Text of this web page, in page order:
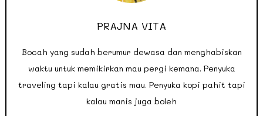
PRAJNA VITA
Bocah yang sudah berumur dewasa dan menghabiskan
waktu untuk memikirkan mau pergi kemana. Penyuka
traveling tapi kalau gratis mau. Penyuka kopi pahit tapi
kalau manis juga boleh